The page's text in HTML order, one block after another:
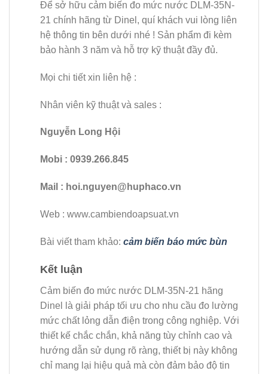
Để sở hữu cảm biến đo mức nước DLM-35N-
21 chính hãng từ Dinel, quí khách vui lòng liên
hệ thông tin bên dưới nhé ! Sản phẩm đi kèm
bảo hành 3 năm và hỗ trợ kỹ thuật đầy đủ.
Mọi chi tiết xin liên hệ :
Nhân viên kỹ thuật và sales :
Nguyễn Long Hội
Mobi : 0939.266.845
Mail : hoi.nguyen@huphaco.vn
Web : www.cambiendoapsuat.vn
Bài viết tham khảo: cảm biến báo mức bùn
Kết luận
Cảm biến đo mức nước DLM-35N-21 hãng
Dinel là giải pháp tối ưu cho nhu cầu đo lường
mức chất lỏng dẫn điện trong công nghiệp. Với
thiết kế chắc chắn, khả năng tùy chỉnh cao và
hướng dẫn sử dụng rõ ràng, thiết bị này không
chỉ mang lại hiệu quả mà còn đảm bảo độ tin